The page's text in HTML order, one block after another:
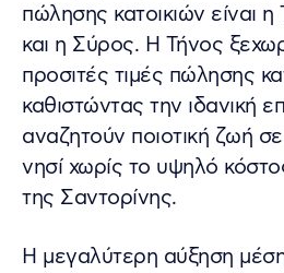
πώλησης κατοικιών είναι
και η Σύρος. Η Τήνος
προσιτές τιμές πώλησης
καθιστώντας την ιδανική
αναζητούν ποιοτική ζωή
νησί χωρίς το υψηλό
της Σαντορίνης.
Η μεγαλύτερη αύξηση